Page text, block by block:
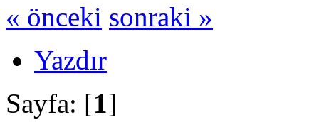
« önceki sonraki »
Yazdır
Sayfa: [1]